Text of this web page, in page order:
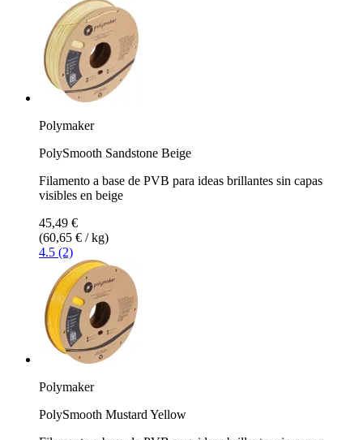
Polymaker
PolySmooth Sandstone Beige
Filamento a base de PVB para ideas brillantes sin capas
visibles en beige
45,49 €
(60,65 € / kg)
4.5 (2)
Polymaker
PolySmooth Mustard Yellow